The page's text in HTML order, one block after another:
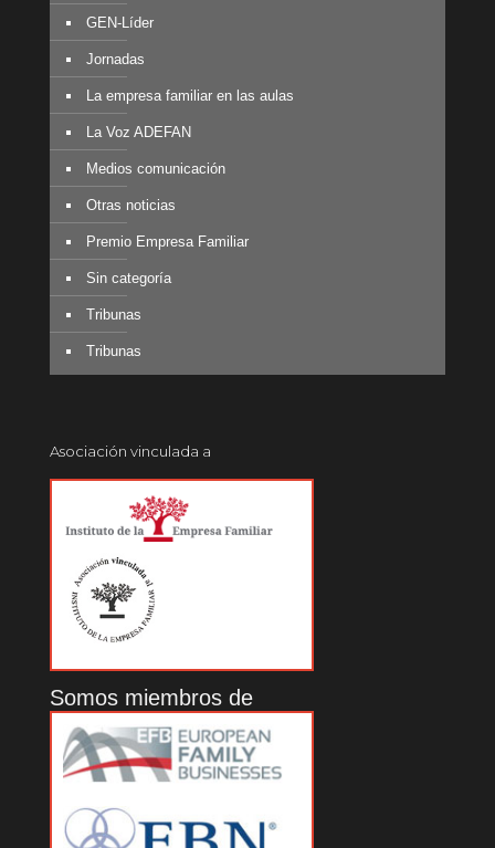
GEN-Líder
Jornadas
La empresa familiar en las aulas
La Voz ADEFAN
Medios comunicación
Otras noticias
Premio Empresa Familiar
Sin categoría
Tribunas
Tribunas
Asociación vinculada a
Somos miembros de